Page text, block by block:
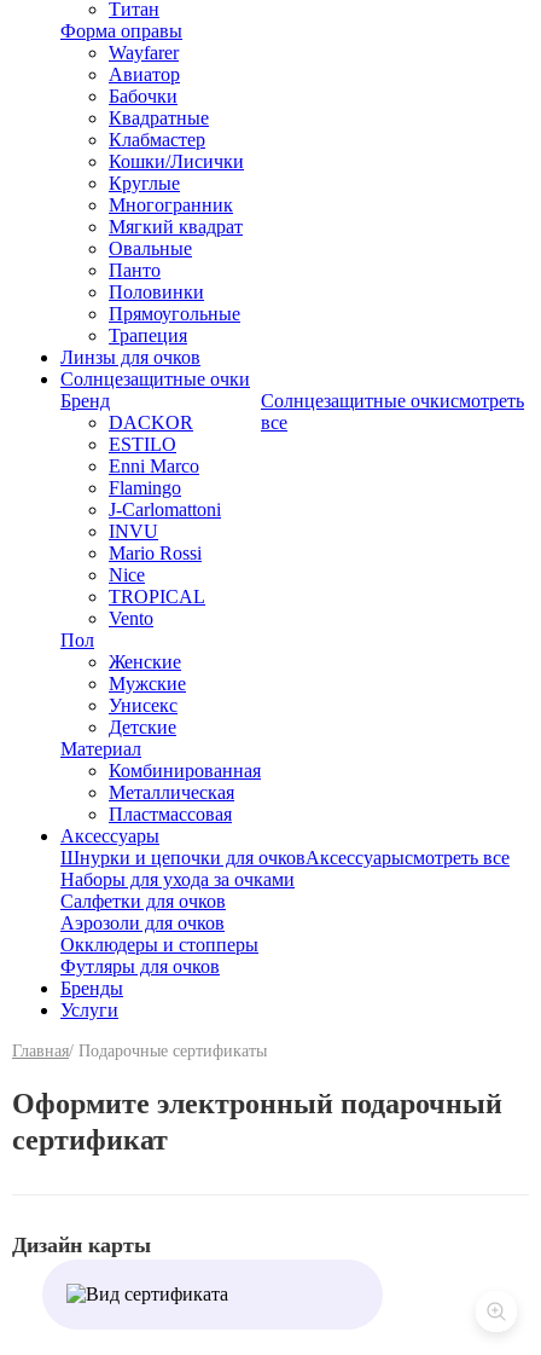
Титан
Форма оправы
Wayfarer
Авиатор
Бабочки
Квадратные
Клабмастер
Кошки/Лисички
Круглые
Многогранник
Мягкий квадрат
Овальные
Панто
Половинки
Прямоугольные
Трапеция
Линзы для очков
Солнцезащитные очки
Бренд
DACKOR
ESTILO
Enni Marco
Flamingo
J-Carlomattoni
INVU
Mario Rossi
Nice
TROPICAL
Vento
Пол
Женские
Мужские
Унисекс
Детские
Материал
Комбинированная
Металлическая
Пластмассовая
Солнцезащитные очкисмотреть
все
Аксессуары
Шнурки и цепочки для очков
Наборы для ухода за очками
Салфетки для очков
Аэрозоли для очков
Окклюдеры и стопперы
Футляры для очков
Аксессуарысмотреть все
Бренды
Услуги
Главная/ Подарочные сертификаты
Оформите электронный подарочный
сертификат
Дизайн карты